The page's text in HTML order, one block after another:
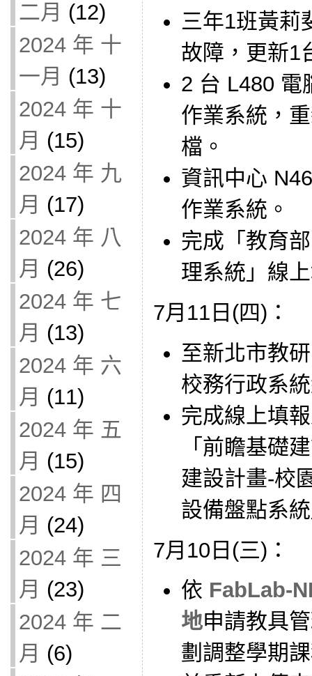
二月 (12)
2024 年 十
一月 (13)
2024 年 十
月 (15)
2024 年 九
月 (17)
2024 年 八
月 (26)
2024 年 七
月 (13)
2024 年 六
月 (11)
2024 年 五
月 (15)
2024 年 四
月 (24)
2024 年 三
月 (23)
2024 年 二
月 (6)
三年1班黃莉
故障，更新1
2 台 L480 電
作業系統，
檔。
資訊中心
作業系統。
完成「教育
理系統」線
7月11日(四)：
至新北市教
校務行政系
完成線上填
「前瞻基礎
建設計畫-校
設備盤點系
7月10日(三)：
依 FabLab-
地申請教具
劃調整學期